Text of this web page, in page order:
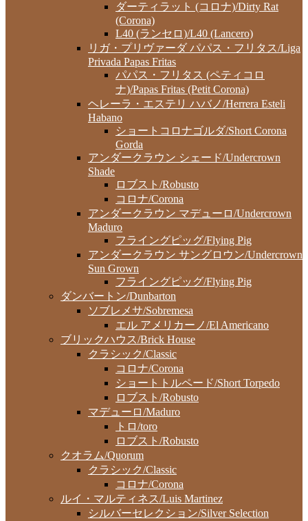
ダーティラット (コロナ)/Dirty Rat
(Corona)
L40 (ランセロ)/L40 (Lancero)
リガ・プリヴァーダ パパス・フリタス/Liga
Privada Papas Fritas
パパス・フリタス (ペティコロ
ナ)/Papas Fritas (Petit Corona)
ヘレーラ・エステリ ハバノ/Herrera Esteli
Habano
ショートコロナゴルダ/Short Corona
Gorda
アンダークラウン シェード/Undercrown
Shade
ロブスト/Robusto
コロナ/Corona
アンダークラウン マデューロ/Undercrown
Maduro
フライングピッグ/Flying Pig
アンダークラウン サングロウン/Undercrown
Sun Grown
フライングピッグ/Flying Pig
ダンバートン/Dunbarton
ソブレメサ/Sobremesa
エル アメリカーノ/El Americano
ブリックハウス/Brick House
クラシック/Classic
コロナ/Corona
ショートトルペード/Short Torpedo
ロブスト/Robusto
マデューロ/Maduro
トロ/toro
ロブスト/Robusto
クオラム/Quorum
クラシック/Classic
コロナ/Corona
ルイ・マルティネス/Luis Martinez
シルバーセレクション/Silver Selection